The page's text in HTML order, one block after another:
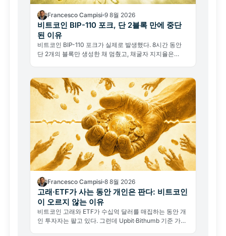
Francesco Campisi 9 8월 2026
비트코인 BIP-110 포크, 단 2블록 만에 중단
된 이유
비트코인 BIP-110 포크가 실제로 발생했다. 8시간 동안
단 2개의 블록만 생성한 채 멈췄고, 채굴자 지지율은
Francesco Campisi 8 8월 2026
고래·ETF가 사는 동안 개인은 판다: 비트코인
이 오르지 않는 이유
비트코인 고래와 ETF가 수십억 달러를 매집하는 동안 개
인 투자자는 팔고 있다. 그런데 Upbit·Bithumb 기준 가격